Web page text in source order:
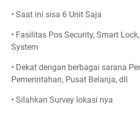
• Saat ini sisa 6 Unit Saja
• Fasilitas Pos Security, Smart Lock,
System
• Dekat dengan berbagai sarana
Pemerintahan, Pusat Belanja, dll
• Silahkan Survey lokasi nya